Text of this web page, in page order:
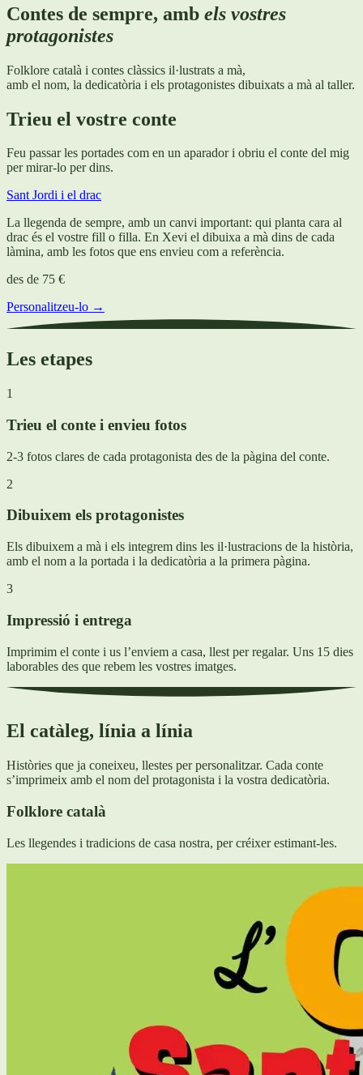
Contes de sempre, amb els vostres
protagonistes
Folklore català i contes clàssics il·lustrats a mà,
amb el nom, la dedicatòria i els protagonistes dibuixats a mà al taller.
Trieu el vostre conte
Feu passar les portades com en un aparador i obriu el conte del mig
per mirar-lo per dins.
Sant Jordi i el drac
La llegenda de sempre, amb un canvi important: qui planta cara al
drac és el vostre fill o filla. En Xevi el dibuixa a mà dins de cada
làmina, amb les fotos que ens envieu com a referència.
des de 75 €
Personalitzeu-lo →
Les etapes
1
Trieu el conte i envieu fotos
2-3 fotos clares de cada protagonista des de la pàgina del conte.
2
Dibuixem els protagonistes
Els dibuixem a mà i els integrem dins les il·lustracions de la història,
amb el nom a la portada i la dedicatòria a la primera pàgina.
3
Impressió i entrega
Imprimim el conte i us l’enviem a casa, llest per regalar. Uns 15 dies
laborables des que rebem les vostres imatges.
El catàleg, línia a línia
Històries que ja coneixeu, llestes per personalitzar. Cada conte
s’imprimeix amb el nom del protagonista i la vostra dedicatòria.
Folklore català
Les llegendes i tradicions de casa nostra, per créixer estimant-les.